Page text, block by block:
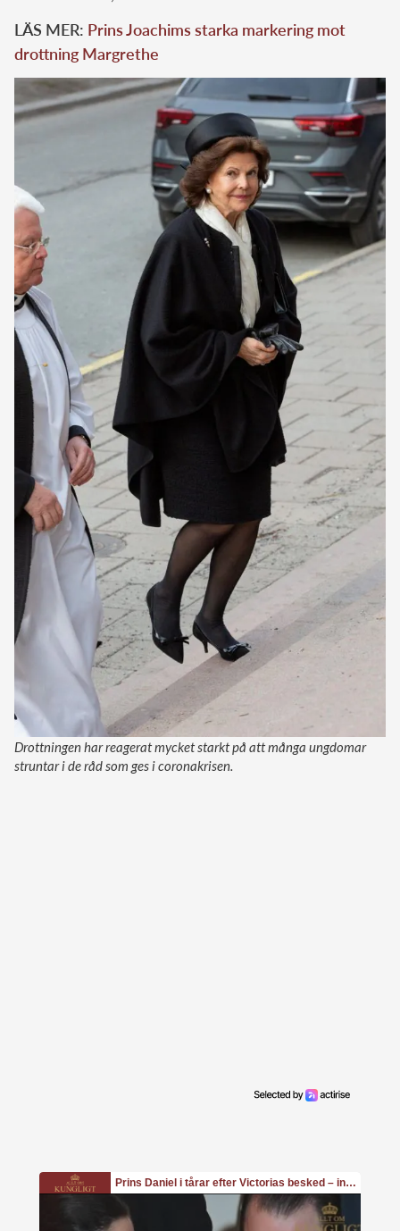
LÄS MER: Prins Joachims starka markering mot
drottning Margrethe
Drottningen har reagerat mycket starkt på att många ungdomar
struntar i de råd som ges i coronakrisen.